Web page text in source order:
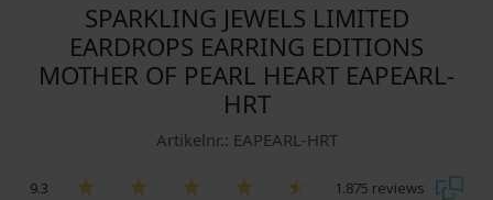
SPARKLING JEWELS LIMITED
EARDROPS EARRING EDITIONS
MOTHER OF PEARL HEART EAPEARL-
HRT
Artikelnr.: EAPEARL-HRT
9.3 1.875 reviews